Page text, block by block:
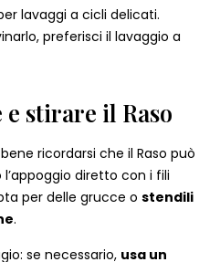
lavaggi a cicli delicati.
preferisci il lavaggio a
e stirare il Raso
ricordarsi che il Raso può
diretto con i fili
per delle grucce o stendili
.
se necessario, usa un